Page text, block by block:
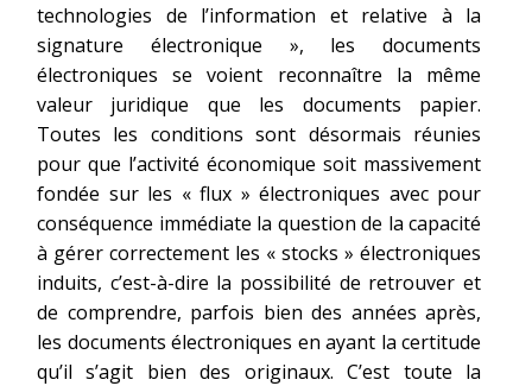
technologies de l’information et relative à la
signature électronique », les documents
électroniques se voient reconnaître la même
valeur juridique que les documents papier.
Toutes les conditions sont désormais réunies
pour que l’activité économique soit massivement
fondée sur les « flux » électroniques avec pour
conséquence immédiate la question de la capacité
à gérer correctement les « stocks » électroniques
induits, c’est-à-dire la possibilité de retrouver et
de comprendre, parfois bien des années après,
les documents électroniques en ayant la certitude
qu’il s’agit bien des originaux. C’est toute la